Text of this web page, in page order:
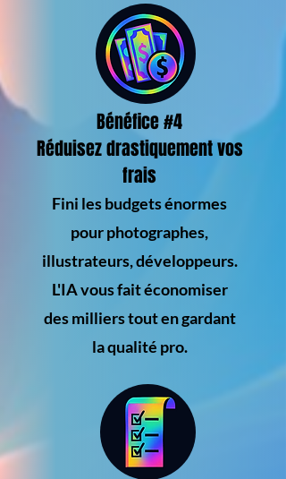
Bénéfice #4
Réduisez drastiquement vos
frais
Fini les budgets énormes
pour photographes,
illustrateurs, développeurs.
L'IA vous fait économiser
des milliers tout en gardant
la qualité pro.